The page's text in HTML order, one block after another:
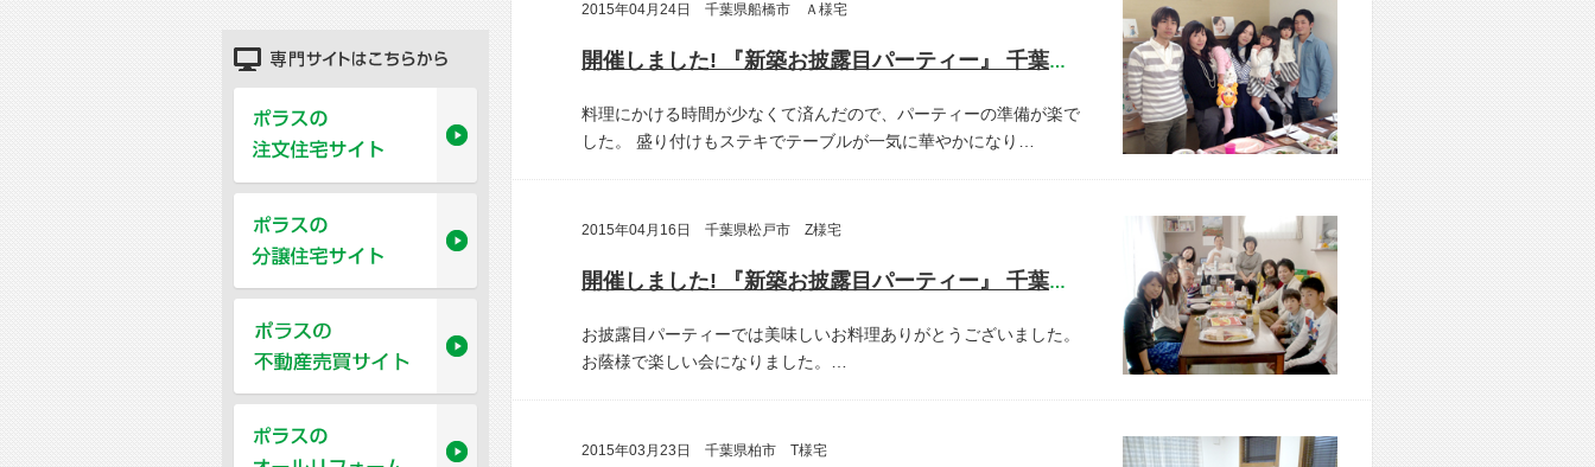
2015年04月24日 千葉県船橋市 Ａ様宅
開催しました! 『新築お披露目パーティー』 千葉県船橋市 A様宅
料理にかける時間が少なくて済んだので、パーティーの準備が楽で
した。
盛り付けもステキでテーブルが一気に華やかになり…
2015年04月16日 千葉県松戸市 Z様宅
開催しました! 『新築お披露目パーティー』 千葉県松戸市 Z様宅
お披露目パーティーでは美味しいお料理ありがとうございました。
お蔭様で楽しい会になりました。…
2015年03月23日 千葉県柏市 T様宅